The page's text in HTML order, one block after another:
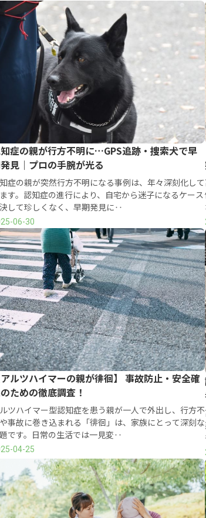
症の親が行方不明に…GPS追跡・捜索犬で早
見｜プロの手腕が光る
症の親が突然行方不明になる事例は、年々深刻化して
す。認知症の進行により、自宅から迷子になるケース
して珍しくなく、早期発見に‥
06-30
アルツハイマーの親が徘徊】 事故防止・安全確
ための徹底調査！
ツハイマー型認知症を患う親が一人で外出し、行方不
事故に巻き込まれる「徘徊」は、家族にとって深刻な
です。日常の生活では一見変‥
04-25